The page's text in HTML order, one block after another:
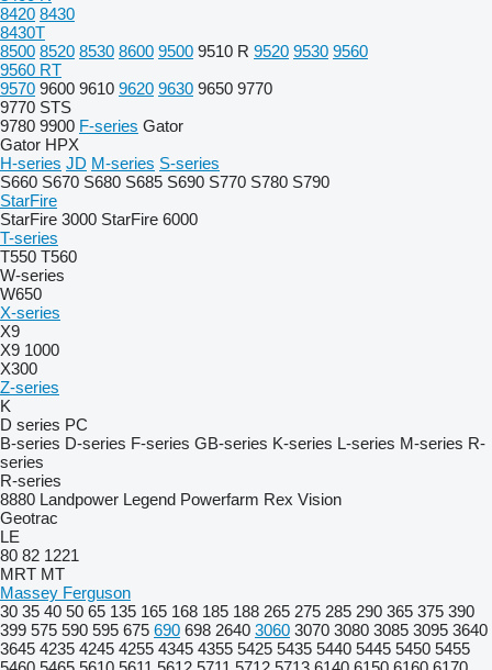
8420 8430
8430T
8500 8520 8530 8600 9500 9510 R 9520 9530 9560
9560 RT
9570 9600 9610 9620 9630 9650 9770
9770 STS
9780 9900 F-series Gator
Gator HPX
H-series JD M-series S-series
S660 S670 S680 S685 S690 S770 S780 S790
StarFire
StarFire 3000 StarFire 6000
T-series
T550 T560
W-series
W650
X-series
X9
X9 1000
X300
Z-series
K
D series PC
B-series D-series F-series GB-series K-series L-series M-series R-
series
R-series
8880 Landpower Legend Powerfarm Rex Vision
Geotrac
LE
80 82 1221
MRT MT
Massey Ferguson
30 35 40 50 65 135 165 168 185 188 265 275 285 290 365 375 390
399 575 590 595 675 690 698 2640 3060 3070 3080 3085 3095 3640
3645 4235 4245 4255 4345 4355 5425 5435 5440 5445 5450 5455